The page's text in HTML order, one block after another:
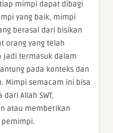
mimpi dapat dibagi
yang baik, mimpi
berasal dari bisikan
orang yang telah
jadi termasuk dalam
pada konteks dan
Mimpi semacam ini bisa
Allah SWT,
atau memberikan